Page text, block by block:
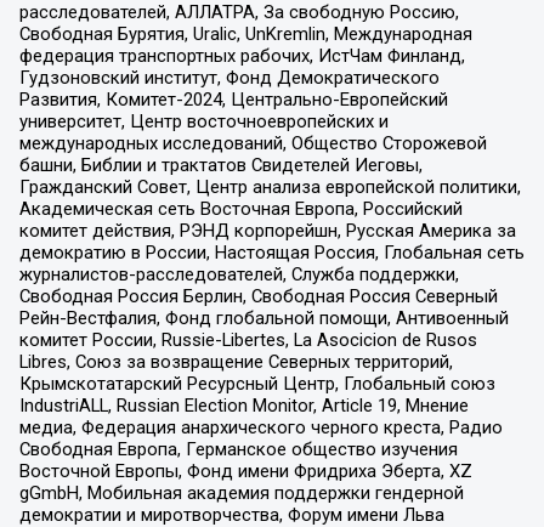
расследователей, АЛЛАТРА, За свободную Россию,
Свободная Бурятия, Uralic, UnKremlin, Международная
федерация транспортных рабочих, ИстЧам Финланд,
Гудзоновский институт, Фонд Демократического
Развития, Комитет-2024, Центрально-Европейский
университет, Центр восточноевропейских и
международных исследований, Общество Сторожевой
башни, Библии и трактатов Свидетелей Иеговы,
Гражданский Совет, Центр анализа европейской политики,
Академическая сеть Восточная Европа, Российский
комитет действия, РЭНД корпорейшн, Русская Америка за
демократию в России, Настоящая Россия, Глобальная сеть
журналистов-расследователей, Служба поддержки,
Свободная Россия Берлин, Свободная Россия Северный
Рейн-Вестфалия, Фонд глобальной помощи, Антивоенный
комитет России, Russie-Libertes, La Asocicion de Rusos
Libres, Союз за возвращение Северных территорий,
Крымскотатарский Ресурсный Центр, Глобальный союз
IndustriALL, Russian Election Monitor, Article 19, Мнение
медиа, Федерация анархического черного креста, Радио
Свободная Европа, Германское общество изучения
Восточной Европы, Фонд имени Фридриха Эберта, XZ
gGmbH, Мобильная академия поддержки гендерной
демократии и миротворчества, Форум имени Льва